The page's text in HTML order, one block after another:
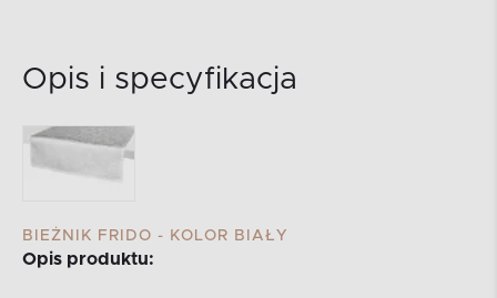
Opis i specyfikacja
BIEŻNIK FRIDO - KOLOR BIAŁY
Opis produktu: